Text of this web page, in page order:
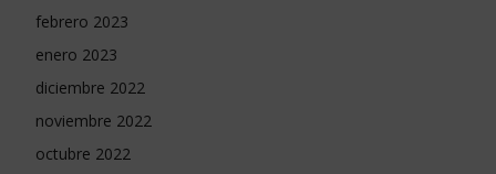
febrero 2023
enero 2023
diciembre 2022
noviembre 2022
octubre 2022